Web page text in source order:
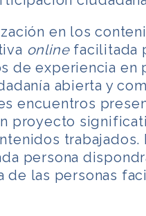
en los
onlinefacilitada
de experiencia en
abierta y
encuentros
proyecto
trabajados.
persona
de las personas